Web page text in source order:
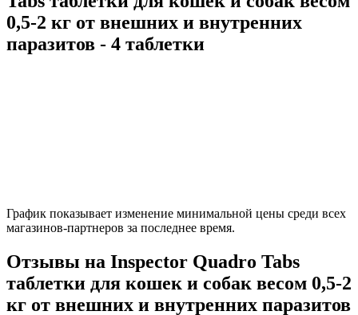
0,5-2 кг от внешних и внутренних
паразитов - 4 таблетки
График показывает изменение минимальной цены среди всех
магазинов-партнеров за последнее время.
Отзывы на Inspector Quadro Tabs
таблетки для кошек и собак весом 0,5-2
кг от внешних и внутренних паразитов